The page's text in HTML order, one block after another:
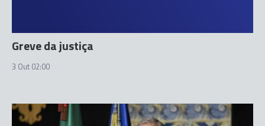
Greve da justiça
3 Out 02:00